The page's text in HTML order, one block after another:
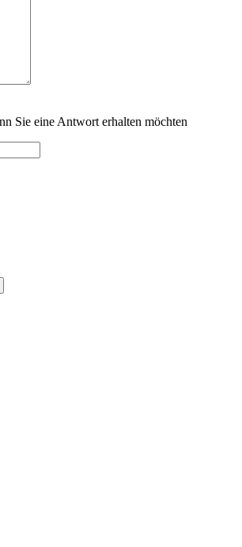
Sie eine Antwort erhalten möchten